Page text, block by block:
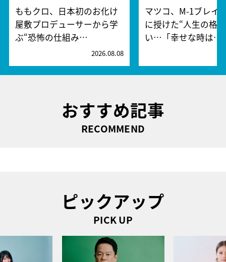
ももクロ、日本初のお化け
屋敷プロデューサーから学
ぶ“恐怖の仕組み…
2026.08.08
マツコ、M-1ブレイ
に授けた“人生の格
い…「幸せな時は…
おすすめ記事
RECOMMEND
ピックアップ
PICK UP